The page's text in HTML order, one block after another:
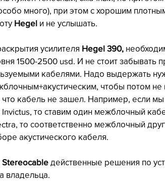
много), при этом с хорошим
Hegel и не услышать.
усилителя Hegel 390,
1500-2500 usd. И не стоит забывать
кабелями. Надо выдержать
чтобы потом не
что кабель не зашел. Например, если
то ставим один межблочный
то соответственно межблочный
акустического кабеля.
Stereocable действенные решения по
владельца.